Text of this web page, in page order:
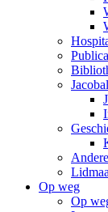
Op weg
Op